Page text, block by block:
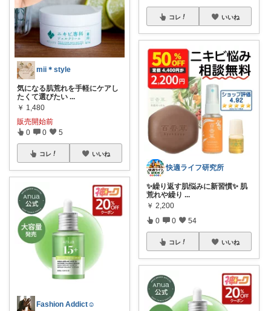
mii＊style
気になる肌荒れを手軽にケアし
たくて選びたい ...
￥ 1,480
販売開始前
0 0 5
コレ いいね
Fashion Addict☺︎
コレ いいね
快適ライフ研究所
✨繰り返す肌悩みに新習慣✨ 肌
荒れや繰り ...
￥ 2,200
0 0 54
コレ いいね